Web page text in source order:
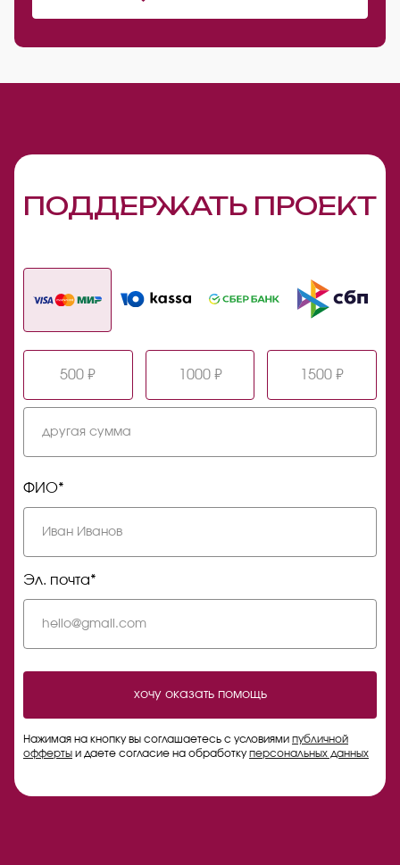
ПОДДЕРЖАТЬ ПРОЕКТ
500 ₽ 1000 ₽ 1500 ₽
ФИО*
Эл. почта*
хочу оказать помощь
Нажимая на кнопку вы соглашаетесь с условиями публичной
офферты и даете согласие на обработкуперсональных данных